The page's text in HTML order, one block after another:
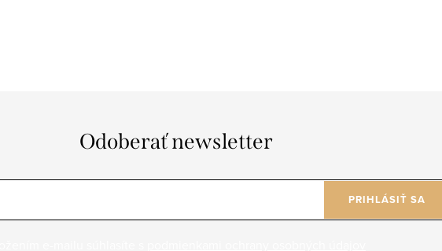
Odoberať newsletter
PRIHLÁSIŤ SA